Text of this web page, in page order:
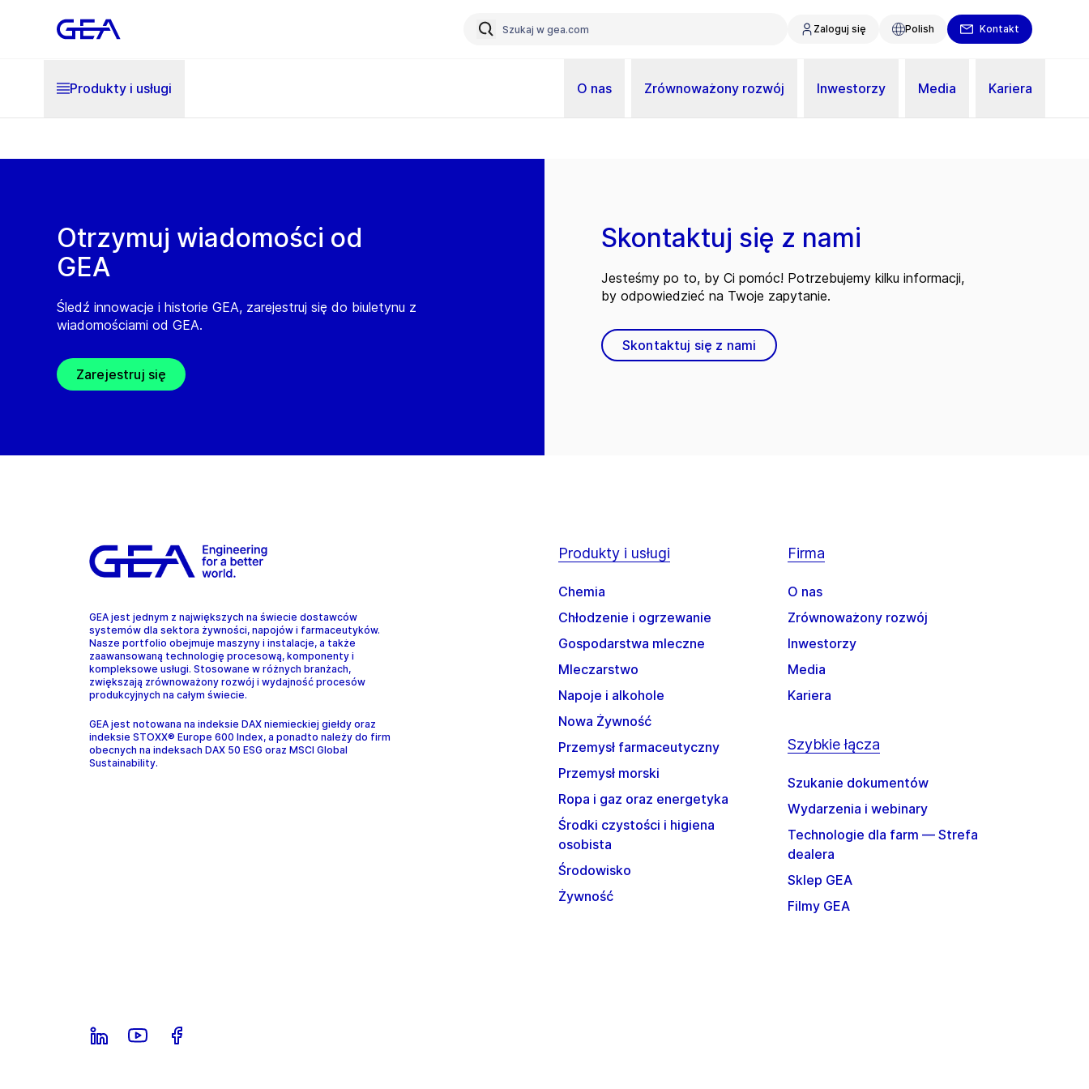
Zaloguj się Polish Kontakt
Produkty i usługi O nas Zrównoważony rozwój Inwestorzy Media Kariera
Otrzymuj wiadomości od
GEA
Śledź innowacje i historie GEA, zarejestruj się do biuletynu z
wiadomościami od GEA.
Zarejestruj się
Skontaktuj się z nami
Jesteśmy po to, by Ci pomóc! Potrzebujemy kilku informacji,
by odpowiedzieć na Twoje zapytanie.
Skontaktuj się z nami
GEA jest jednym z największych na świecie dostawców
systemów dla sektora żywności, napojów i farmaceutyków.
Nasze portfolio obejmuje maszyny i instalacje, a także
zaawansowaną technologię procesową, komponenty i
kompleksowe usługi. Stosowane w różnych branżach,
zwiększają zrównoważony rozwój i wydajność procesów
produkcyjnych na całym świecie.
GEA jest notowana na indeksie DAX niemieckiej giełdy oraz
indeksie STOXX® Europe 600 Index, a ponadto należy do firm
obecnych na indeksach DAX 50 ESG oraz MSCI Global
Sustainability.
Produkty i usługi
Chemia
Chłodzenie i ogrzewanie
Gospodarstwa mleczne
Mleczarstwo
Napoje i alkohole
Nowa Żywność
Przemysł farmaceutyczny
Przemysł morski
Ropa i gaz oraz energetyka
Środki czystości i higiena
osobista
Środowisko
Żywność
Firma
O nas
Zrównoważony rozwój
Inwestorzy
Media
Kariera
Szybkie łącza
Szukanie dokumentów
Wydarzenia i webinary
Technologie dla farm — Strefa
dealera
Sklep GEA
Filmy GEA